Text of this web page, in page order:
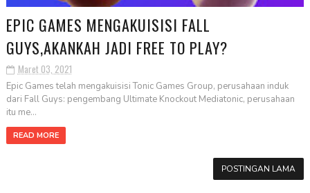
EPIC GAMES MENGAKUISISI FALL
GUYS,AKANKAH JADI FREE TO PLAY?
Maret 03, 2021
Epic Games telah mengakuisisi Tonic Games Group, perusahaan induk
dari Fall Guys: pengembang Ultimate Knockout Mediatonic, perusahaan
itu me...
READ MORE
POSTINGAN LAMA